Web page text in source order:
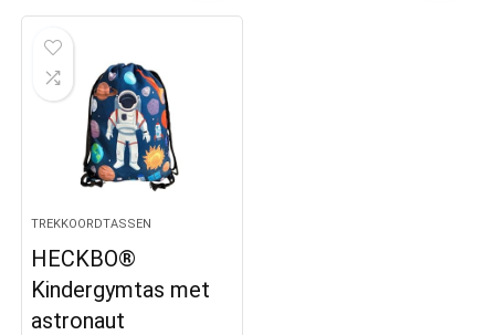
TREKKOORDTASSEN
HECKBO®
Kindergymtas met
astronaut